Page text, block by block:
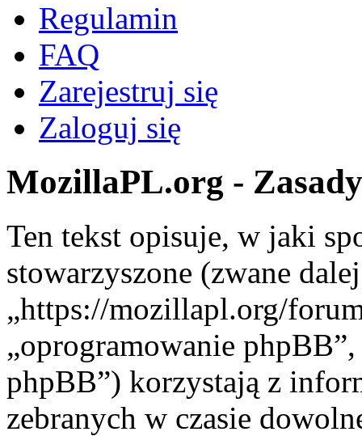
Regulamin
FAQ
Zarejestruj się
Zaloguj się
MozillaPL.org -
Ten tekst opisuje, w jaki
stowarzyszone (zwane
„https://mozillapl.org/
„oprogramowanie
phpBB”) korzystają z
zebranych w czasie